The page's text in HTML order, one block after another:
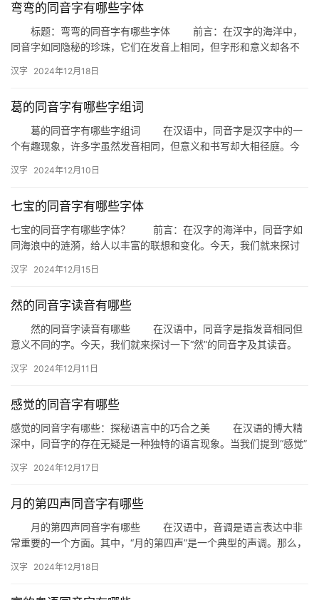
弯弯的同音字有哪些字体
标题：弯弯的同音字有哪些字体 前言：在汉字的海洋中，
同音字如同隐秘的珍珠，它们在发音上相同，但字形和意义却各不
同…
汉字 2024年12月18日
葛的同音字有哪些字组词
葛的同音字有哪些字组词 在汉语中，同音字是汉字中的一
个有趣现象，许多字虽然发音相同，但意义和书写却大相径庭。今
…
汉字 2024年12月10日
七宝的同音字有哪些字体
七宝的同音字有哪些字体？ 前言：在汉字的海洋中，同音字如
同海浪中的涟漪，给人以丰富的联想和变化。今天，我们就来探讨
汉字 2024年12月15日
然的同音字读音有哪些
然的同音字读音有哪些 在汉语中，同音字是指发音相同但
意义不同的字。今天，我们就来探讨一下“然”的同音字及其读音。
汉字 2024年12月11日
感觉的同音字有哪些
感觉的同音字有哪些：探秘语言中的巧合之美 在汉语的博大精
深中，同音字的存在无疑是一种独特的语言现象。当我们提到“感觉”
汉字 2024年12月17日
月的第四声同音字有哪些
月的第四声同音字有哪些 在汉语中，音调是语言表达中非
常重要的一个方面。其中，“月的第四声”是一个典型的声调。那么，
汉字 2024年12月18日